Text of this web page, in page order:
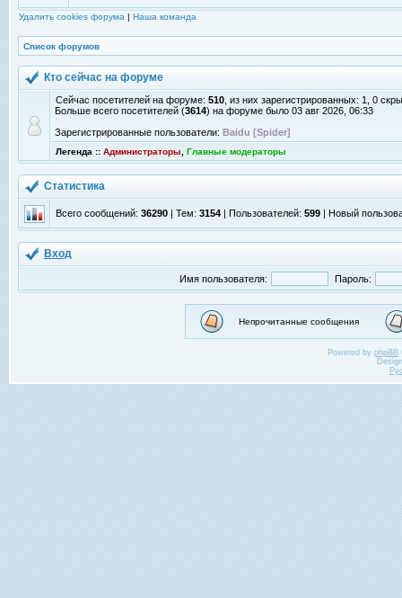
Удалить cookies форума | Наша команда
Список форумов
Кто сейчас на форуме
Сейчас посетителей на форуме: 510 , из них зарегистрированных: 1, 0
Больше всего посетителей (3614) на форуме было 03 авг 2026, 06:33
Зарегистрированные пользователи: Baidu [Spider]
Легенда :: Администраторы Главные модераторы
Статистика
Всего сообщений: 36290 | Тем: 3154 | Пользователей: 599 | Новый
Вход
Имя пользователя: Пароль:
Непрочитанные сообщения
Powered by phpBB